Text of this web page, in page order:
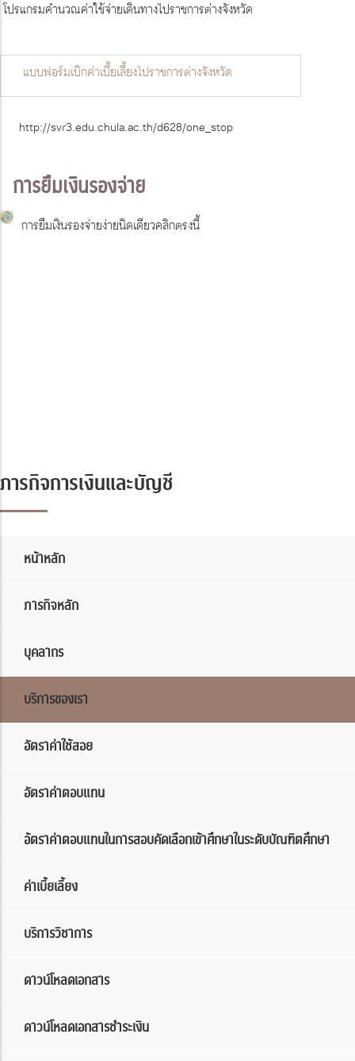
โปรแกรมคำนวณค่าใช้จ่ายเดินทางไปราชการต่างจังหวัด
แบบฟอร์มเบิกค่าเบี้ยเลี้ยงไปราชการต่างจังหวัด
http://svr3.edu.chula.ac.th/d628/one_stop
การยืมเงินรองจ่าย
การยืมเงินรองจ่ายง่ายนิดเดียวคลิกตรงนี้
ภารกิจการเงินและบัญชี
หน้าหลัก
ภารกิจหลัก
บุคลากร
บริการของเรา
อัตราค่าใช้สอย
อัตราค่าตอบแทน
อ้ตราค่าตอบแทนในการสอบคัดเลือกเข้าศึกษาในระดับบัณฑิตศึกษา
ค่าเบี้ยเลี้ยง
บริการวิชาการ
ดาวน์โหลดเอกสาร
ดาวน์โหลดเอกสารชำระเงิน